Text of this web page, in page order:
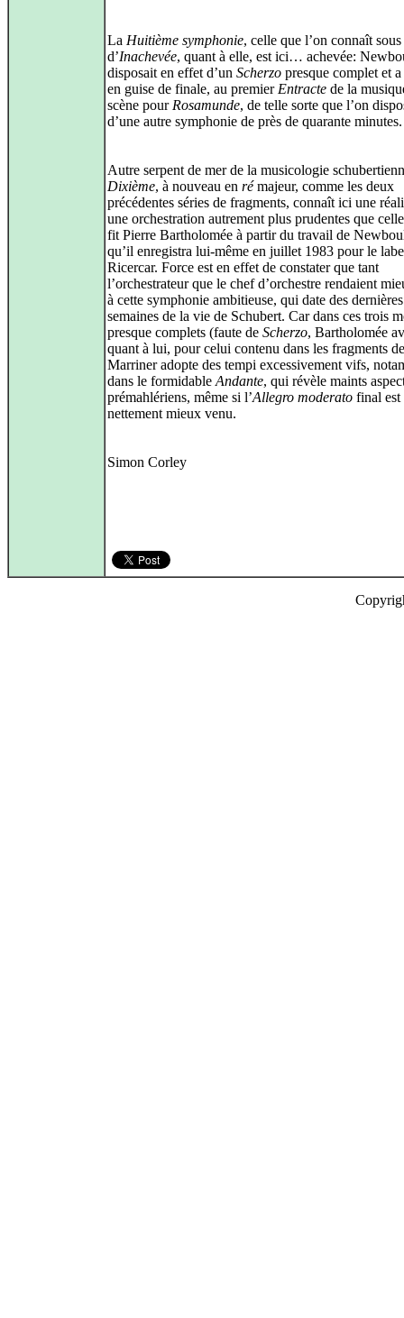
La Huitième symphonie, celle que l’on connaît
d’Inachevée, quant à elle, est ici… achevée:
disposait en effet d’un Scherzo presque complet et
en guise de finale, au premier Entracte de la
scène pour Rosamunde, de telle sorte que l’on
d’une autre symphonie de près de quarante minutes.
Autre serpent de mer de la musicologie
Dixième, à nouveau en rémajeur, comme les deux
précédentes séries de fragments, connaît ici une
une orchestration autrement plus prudentes que
fit Pierre Bartholomée à partir du travail de
qu’il enregistra lui-même en juillet 1983 pour le
Ricercar. Force est en effet de constater que tant
l’orchestrateur que le chef d’orchestre rendaient
à cette symphonie ambitieuse, qui date des dernières
semaines de la vie de Schubert. Car dans ces trois
presque complets (faute de Scherzo, Bartholomée
quant à lui, pour celui contenu dans les fragments
Marriner adopte des tempi excessivement vifs,
dans le formidable Andante, qui révèle maints
prémahlériens, même si l’Allegro moderato final est
nettement mieux venu.
Simon Corley